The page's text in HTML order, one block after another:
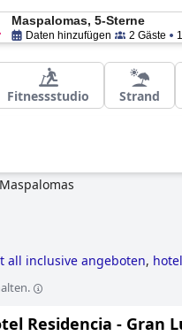
Maspalomas, 5-Sterne
Daten hinzufügen 2 Gäste
Fitnessstudio Strand
Maspalomas
all inclusive angeboten,
Residencia - Gran